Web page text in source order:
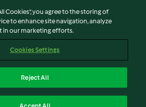
Cookies”, you agree to the storing of
to enhance site navigation, analyze
in our marketing efforts.
Cookies Settings
Reject All